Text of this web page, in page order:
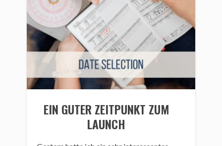
EIN GUTER ZEITPUNKT ZUM
LAUNCH